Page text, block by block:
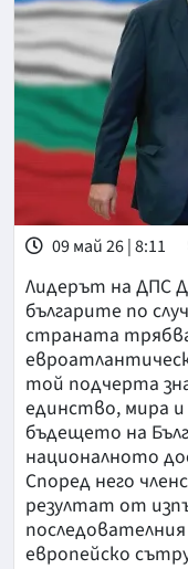
09 май 26 | 8:11
Лидерът на ДПС
българите по
страната
той подчерта
единство, мира
бъдещето на
националното
Според него
резултат от
европейско